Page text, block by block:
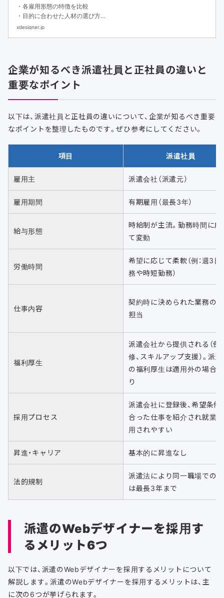
・各雇用形態の特徴を比較
・目的に合わせた人材の選び方
・フリーランスや副業人材を活用するメリット
xdesigner.jp
企業が知るべき派遣社員と正社員の違いと
重要なポイント
以下は、派遣社員と正社員の違いについて、企業が知るべき重要
なポイントを整理したものです。ぜひ参考にしてください。
項目 派遣社員
雇用主 派遣会社（派遣元）
雇用期間 有期雇用（最長3年）
給与形態
時給制が主流。勤務時間に応
て変動
労働時間
希望に応じて柔軟（例：週3日
務や時短勤務）
仕事内容
契約時に決められた業務の
担当
福利厚生
派遣会社から提供される（例
修、スキルアップ支援）。派
の福利厚生は適用外の場合
り
採用プロセス
派遣会社に登録後、希望条件
合った仕事を紹介され就業。
用されやすい
昇進・キャリア 基本的に昇進なし
法的規制
派遣法により同一職場での
は最長3年まで
派遣のWebデザイナーを採用す
るメリット6つ
以下では、派遣のWebデザイナーを採用するメリットについて
解説します。派遣のWebデザイナーを採用するメリットは、主
に次の6つが挙げられます。